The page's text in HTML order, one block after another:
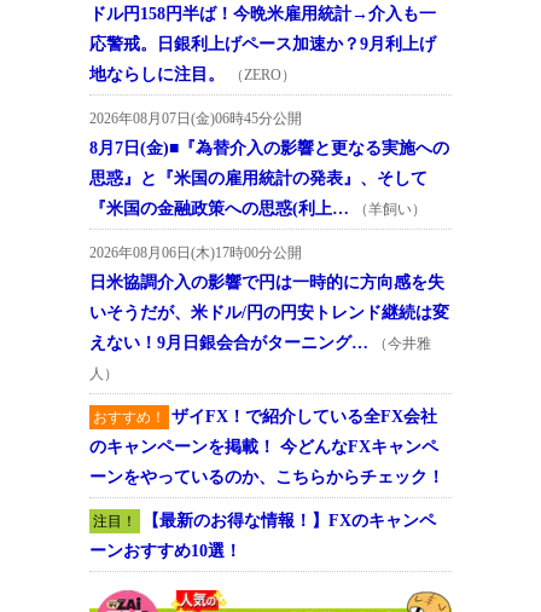
ドル円158円半ば！今晩米雇用統計→介入も一
応警戒。日銀利上げペース加速か？9月利上げ
地ならしに注目。
（ZERO）
2026年08月07日(金)06時45分公開
8月7日(金)■『為替介入の影響と更なる実施への
思惑』と『米国の雇用統計の発表』、そして
『米国の金融政策への思惑(利上…
（羊飼い）
2026年08月06日(木)17時00分公開
日米協調介入の影響で円は一時的に方向感を失
いそうだが、米ドル/円の円安トレンド継続は変
えない！9月日銀会合がターニング…
（今井雅
人）
おすすめ！
ザイFX！で紹介している全FX会社
のキャンペーンを掲載！ 今どんなFXキャンペ
ーンをやっているのか、こちらからチェック！
注目！
【最新のお得な情報！】FXのキャンペ
ーンおすすめ10選！